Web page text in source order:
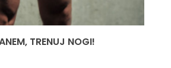
TRENUJ NOGI!